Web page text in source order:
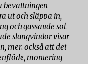
bevattningen
ut och släppa in,
och gassande sol.
slangvindor visar
men också att det
montering